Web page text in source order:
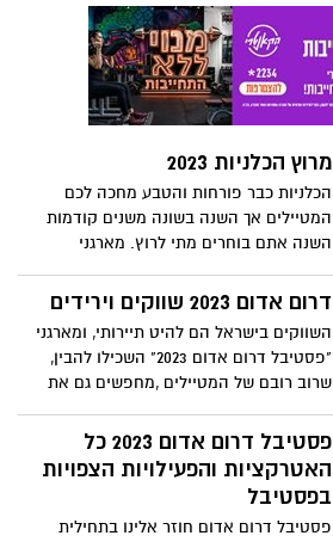
דיין,אסף מור יוסף , התקווה 6
מרוץ הכלניות 2023
הכלניות כבר פורחות והטבע מחכה לכם
המטיילים אך השנה בשונה משנים קודמות
השנה אתם בוחרים מתי לרוץ. מארגני
הכלניות ואפשרו לכם לקבוע לרוץ עם מי שבא
לכם, ומתי שבא לכם מירוץ הכלניות ימשך על
פני 3 ימים
דרום אדום 2023 שווקים וירידים
השווקים בישראל הם להיט תיירותי, ומארגני
"פסטיבל דרום אדום 2023" השכילו להבין,
שרוב רובם של המטיילים ,מחפשים גם את
והפעילויות, תמצאו 12 שווקים שווים במיוחד
פסטיבל דרום אדום 2023 כל
האטרקציות והפעילויות הצפויות
בפסטיבל
פסטיבל דרום אדום חוזר אלינו בתחילית